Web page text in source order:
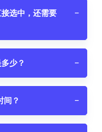
选中，还需要
−
少？ −
间？ −